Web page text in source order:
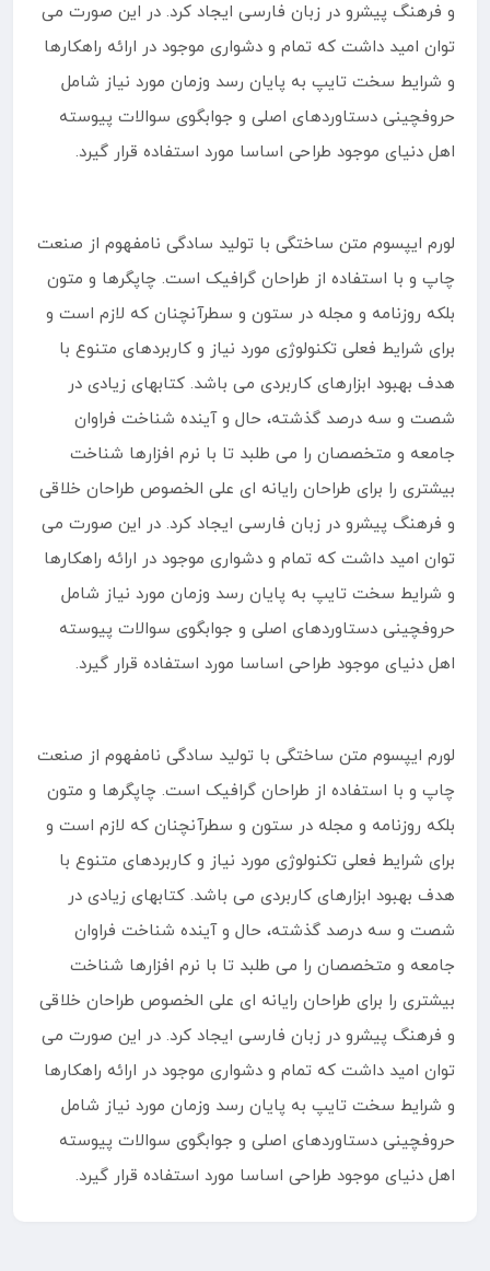
و فرهنگ پیشرو در زبان فارسی ایجاد کرد. در این صورت می
توان امید داشت که تمام و دشواری موجود در ارائه راهکارها
و شرایط سخت تایپ به پایان رسد وزمان مورد نیاز شامل
حروفچینی دستاوردهای اصلی و جوابگوی سوالات پیوسته
اهل دنیای موجود طراحی اساسا مورد استفاده قرار گیرد.
لورم ایپسوم متن ساختگی با تولید سادگی نامفهوم از صنعت
چاپ و با استفاده از طراحان گرافیک است. چاپگرها و متون
بلکه روزنامه و مجله در ستون و سطرآنچنان که لازم است و
برای شرایط فعلی تکنولوژی مورد نیاز و کاربردهای متنوع با
هدف بهبود ابزارهای کاربردی می باشد. کتابهای زیادی در
شصت و سه درصد گذشته، حال و آینده شناخت فراوان
جامعه و متخصصان را می طلبد تا با نرم افزارها شناخت
بیشتری را برای طراحان رایانه ای علی الخصوص طراحان خلاقی
و فرهنگ پیشرو در زبان فارسی ایجاد کرد. در این صورت می
توان امید داشت که تمام و دشواری موجود در ارائه راهکارها
و شرایط سخت تایپ به پایان رسد وزمان مورد نیاز شامل
حروفچینی دستاوردهای اصلی و جوابگوی سوالات پیوسته
اهل دنیای موجود طراحی اساسا مورد استفاده قرار گیرد.
لورم ایپسوم متن ساختگی با تولید سادگی نامفهوم از صنعت
چاپ و با استفاده از طراحان گرافیک است. چاپگرها و متون
بلکه روزنامه و مجله در ستون و سطرآنچنان که لازم است و
برای شرایط فعلی تکنولوژی مورد نیاز و کاربردهای متنوع با
هدف بهبود ابزارهای کاربردی می باشد. کتابهای زیادی در
شصت و سه درصد گذشته، حال و آینده شناخت فراوان
جامعه و متخصصان را می طلبد تا با نرم افزارها شناخت
بیشتری را برای طراحان رایانه ای علی الخصوص طراحان خلاقی
و فرهنگ پیشرو در زبان فارسی ایجاد کرد. در این صورت می
توان امید داشت که تمام و دشواری موجود در ارائه راهکارها
و شرایط سخت تایپ به پایان رسد وزمان مورد نیاز شامل
حروفچینی دستاوردهای اصلی و جوابگوی سوالات پیوسته
اهل دنیای موجود طراحی اساسا مورد استفاده قرار گیرد.